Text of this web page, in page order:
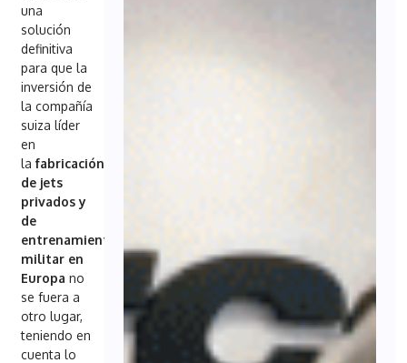
una
solución
definitiva
para que la
inversión de
la compañía
suiza líder
en
la fabricación
de jets
privados y
de
entrenamiento
militar en
Europano
se fuera a
otro lugar,
teniendo en
cuenta lo